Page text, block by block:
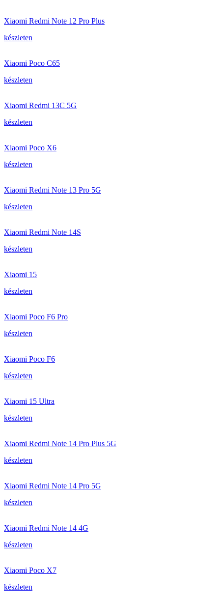
Xiaomi Redmi Note 12 Pro Plus
készleten
Xiaomi Poco C65
készleten
Xiaomi Redmi 13C 5G
készleten
Xiaomi Poco X6
készleten
Xiaomi Redmi Note 13 Pro 5G
készleten
Xiaomi Redmi Note 14S
készleten
Xiaomi 15
készleten
Xiaomi Poco F6 Pro
készleten
Xiaomi Poco F6
készleten
Xiaomi 15 Ultra
készleten
Xiaomi Redmi Note 14 Pro Plus 5G
készleten
Xiaomi Redmi Note 14 Pro 5G
készleten
Xiaomi Redmi Note 14 4G
készleten
Xiaomi Poco X7
készleten